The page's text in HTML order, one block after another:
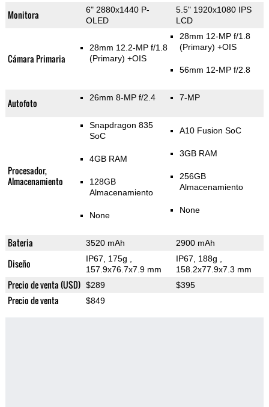
Monitora
6" 2880x1440 P-
OLED
5.5" 1920x1080 IPS
LCD
Cámara Primaria
28mm 12.2-MP f/1.8
(Primary) +OIS
28mm 12-MP f/1.8
(Primary) +OIS
56mm 12-MP f/2.8
Autofoto 26mm 8-MP f/2.4 7-MP
Procesador,
Almacenamiento
Snapdragon 835
SoC
4GB RAM
128GB
Almacenamiento
None
A10 Fusion SoC
3GB RAM
256GB
Almacenamiento
None
Bateria 3520 mAh 2900 mAh
Diseño IP67, 175g
157.9x76.7x7.9 mm
IP67, 188g
158.2x77.9x7.3 mm
Precio de venta (USD) $289 $395
Precio de venta $849